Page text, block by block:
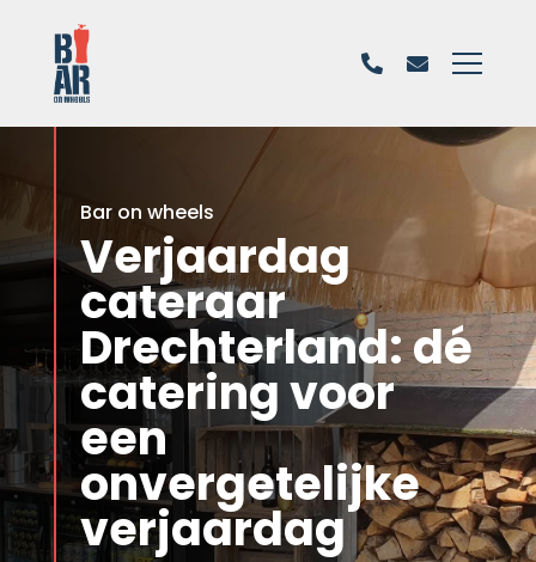
Bar on wheels
Verjaardag
cateraar
Drechterland: dé
catering voor
een
onvergetelijke
verjaardag